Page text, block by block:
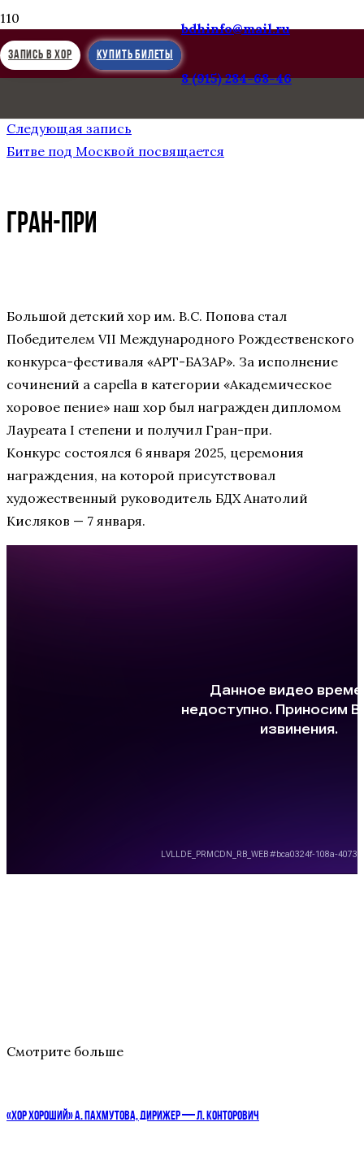
ЗАПИСЬ В ХОР КУПИТЬ БИЛЕТЫ
bdhinfo@mail.ru
8 (915) 284-68-46
Предыдущая запись
Следующая запись
Битве под Москвой посвящается
ГРАН-ПРИ
Большой детский хор им. В.С. Попова стал
Победителем VII Международного Рождественского
конкурса-фестиваля «АРТ-БАЗАР». За исполнение
сочинений a capella в категории «Академическое
хоровое пение» наш хор был награжден дипломом
Лауреата I степени и получил Гран-при.
Конкурс состоялся 6 января 2025, церемония
награждения, на которой присутствовал
художественный руководитель БДХ Анатолий
Кисляков — 7 января.
Смотрите больше
«ХОР ХОРОШИЙ» А. ПАХМУТОВА, ДИРИЖЕР — Л. КОНТОРОВИЧ